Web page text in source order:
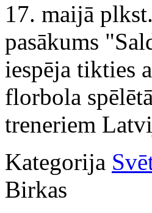
17. maijā
pasākums
iespēja tikties
florbola
treneriem
Kategorija
Birkas